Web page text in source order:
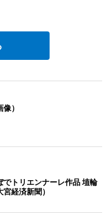
）
でトリエンナーレ作品 埴輪
経済新聞）